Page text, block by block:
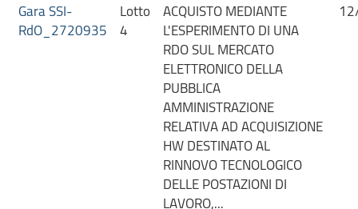
Gara SSI-
RdO_2720935
Lotto
4
ACQUISTO MEDIANTE
L'ESPERIMENTO DI UNA
RDO SUL MERCATO
ELETTRONICO DELLA
PUBBLICA
AMMINISTRAZIONE
RELATIVA AD ACQUISIZIONE
HW DESTINATO AL
RINNOVO TECNOLOGICO
DELLE POSTAZIONI DI
LAVORO,...